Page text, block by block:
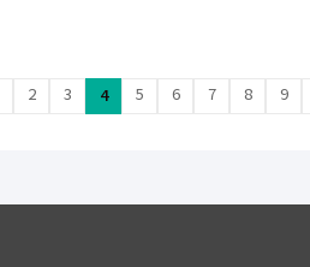
2 3 4 5 6 7 8 9